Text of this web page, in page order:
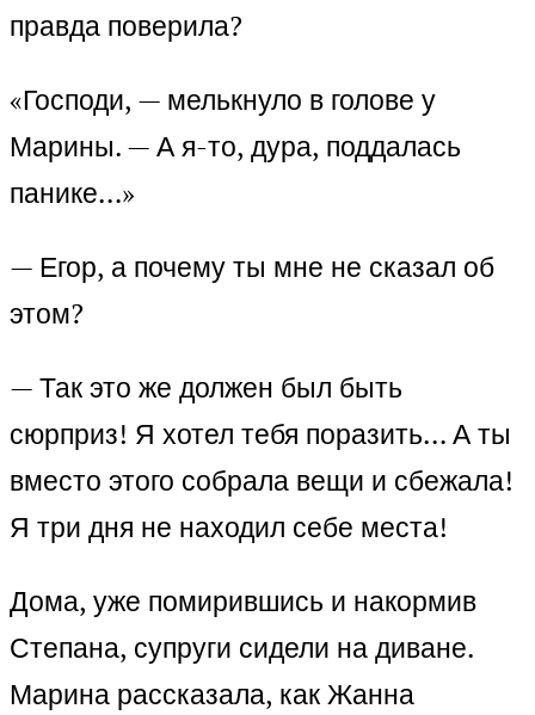
правда поверила?
«Господи, — мелькнуло в голове у
Марины. — А я-то, дура, поддалась
панике…»
— Егор, а почему ты мне не сказал об
этом?
— Так это же должен был быть
сюрприз! Я хотел тебя поразить… А ты
вместо этого собрала вещи и сбежала!
Я три дня не находил себе места!
Дома, уже помирившись и накормив
Степана, супруги сидели на диване.
Марина рассказала, как Жанна